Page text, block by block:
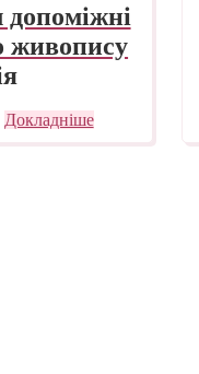
живопису
Докладніше